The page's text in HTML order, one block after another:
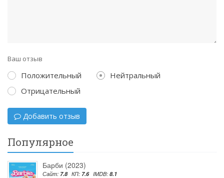
Ваш отзыв
Положительный
Нейтральный
Отрицательный
Добавить отзыв
Популярное
Барби (2023)
Сайт: 7.8 КП: 7.6 IMDB: 8.1